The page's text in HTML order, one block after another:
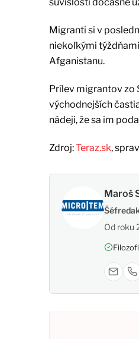
Migranti si v
niekoľkými
Afganistanu.
Prílev migrantov zo
východnejších
nádeji, že sa im
Zdroj:Teraz.sk,
Maroš
Od roku